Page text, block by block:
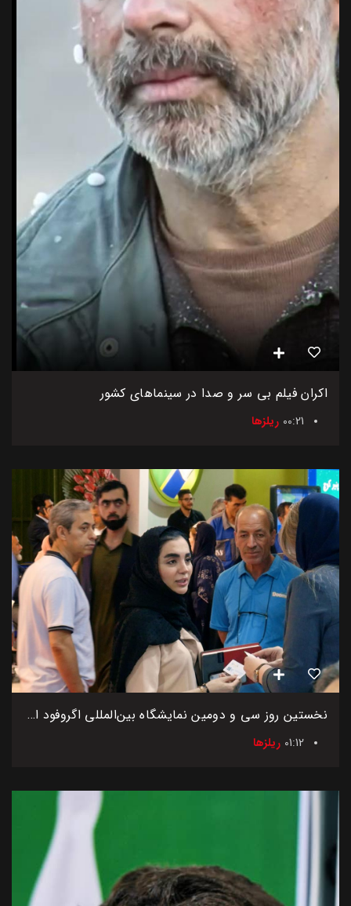
اکران فیلم بی سر و صدا در سینماهای کشور
00:21 ریلزها
نخستین روز سی و دومین نمایشگاه بین‌المللی اگروفود ایران
01:12 ریلزها